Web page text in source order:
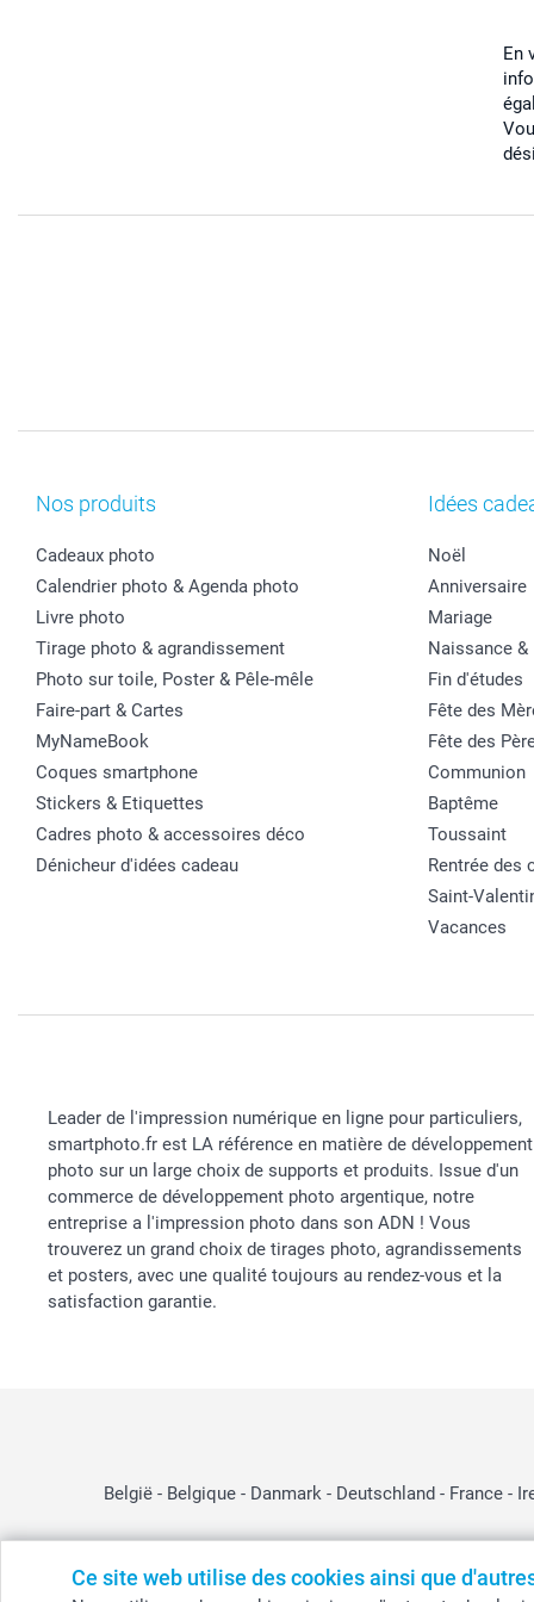
Ce site web utilise des cookies ainsi que
En
Nos produits
Cadeaux photo
Calendrier photo & Agenda photo
Livre photo
Tirage photo & agrandissement
Photo sur toile, Poster & Pêle-mêle
Faire-part & Cartes
MyNameBook
Coques smartphone
Stickers & Etiquettes
Cadres photo & accessoires déco
Dénicheur d'idées cadeau
Idées
Noël
Anniversaire
Mariage
Naissance &
Fin d'études
Fête des
Fête des
Communion
Baptême
Toussaint
Rentrée des
Saint-
Vacances
Leader de l'impression numérique en ligne pour particuliers,
smartphoto.fr est LA référence en matière de développement
photo sur un large choix de supports et produits. Issue d'un
commerce de développement photo argentique, notre
entreprise a l'impression photo dans son ADN ! Vous
trouverez un grand choix de tirages photo, agrandissements
et posters, avec une qualité toujours au rendez-vous et la
satisfaction garantie.
België - Belgique - Danmark - Deutschland - France -